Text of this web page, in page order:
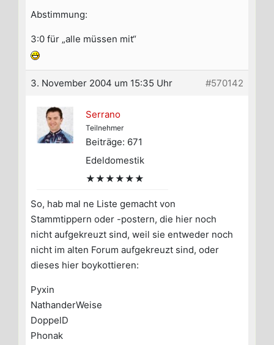
Abstimmung:
3:0 für „alle müssen mit“
3. November 2004 um 15:35 Uhr #570142
Serrano
Teilnehmer
Beiträge: 671
Edeldomestik
★★★★★★
So, hab mal ne Liste gemacht von
Stammtippern oder -postern, die hier noch
nicht aufgekreuzt sind, weil sie entweder noch
nicht im alten Forum aufgekreuzt sind, oder
dieses hier boykottieren:
Pyxin
NathanderWeise
DoppelD
Phonak